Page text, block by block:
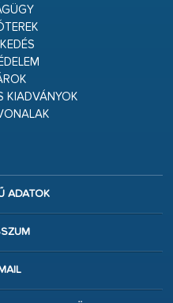
KIADVÁNYOK
ADATOK